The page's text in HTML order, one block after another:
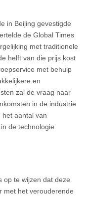
in Beijing gevestigde
de Global Times
met traditionele
helft van die prijs kost
met behulp
en
zal de vraag naar
in de industrie
aantal van
de technologie
op te wijzen dat deze
met het verouderende